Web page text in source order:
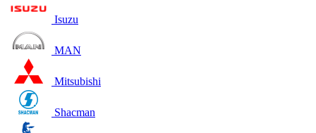
Isuzu
MAN
Mitsubishi
Shacman